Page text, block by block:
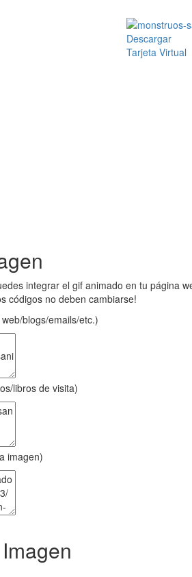
Descargar
Tarjeta Virtual
integrar el gif animado en tu página
códigos no deben cambiarse!
blogs/emails/etc.)
libros de visita)
imagen)